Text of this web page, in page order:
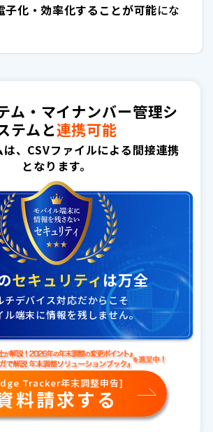
子化・効率化することが可能にな
ム・マイナンバー管理シ
テムと連携可能
、CSVファイルによる間接連携
となります。
セキュリティ は万全
チデバイス対応だからこそ
ル端末に情報を残しません。
Tracker年末調整申告]
料請求する